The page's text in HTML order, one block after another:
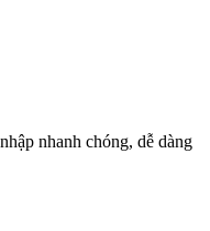
nhanh chóng, dễ dàng